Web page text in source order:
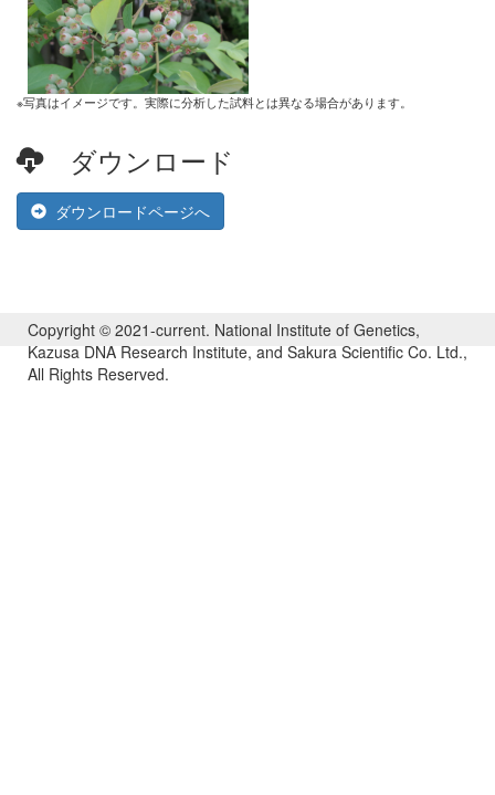
※写真はイメージです。実際に分析した試料とは異なる場合があります。
ダウンロード
ダウンロードページへ
Copyright © 2021-current. National Institute of Genetics,
Kazusa DNA Research Institute, and Sakura Scientific Co. Ltd.,
All Rights Reserved.